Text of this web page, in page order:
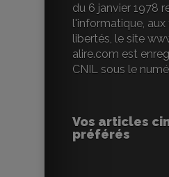
du 6 janvier 1978
l'informatique, aux
libertés, le site
alire.com est
CNIL sous le
Vos articles
préférés